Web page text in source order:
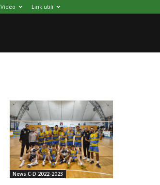
Video Link utili
News C-D 2022-2023